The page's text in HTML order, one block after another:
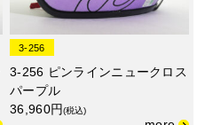
3-256
3-256 ピンラインニュークロス
パープル
36,960円(税込)